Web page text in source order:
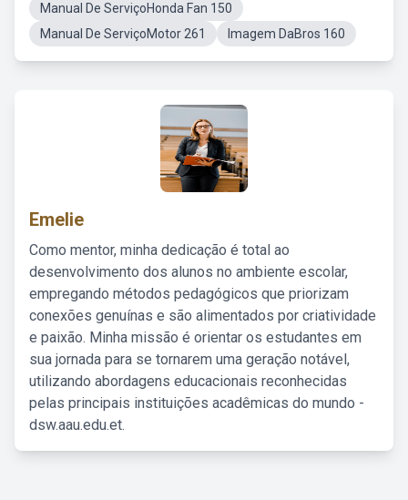
Manual De ServiçoHonda Fan 150
Manual De ServiçoMotor 261
Imagem DaBros 160
Emelie
Como mentor, minha dedicação é total ao
desenvolvimento dos alunos no ambiente escolar,
empregando métodos pedagógicos que priorizam
conexões genuínas e são alimentados por criatividade
e paixão. Minha missão é orientar os estudantes em
sua jornada para se tornarem uma geração notável,
utilizando abordagens educacionais reconhecidas
pelas principais instituições acadêmicas do mundo -
dsw.aau.edu.et.